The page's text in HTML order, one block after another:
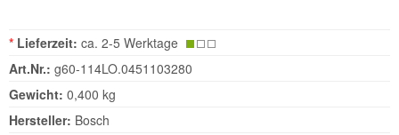
* Lieferzeit: ca. 2-5 Werktage
Art.Nr.: g60-114LO.0451103280
Gewicht: 0,400 kg
Hersteller: Bosch